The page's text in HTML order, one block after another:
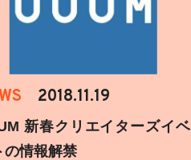
2018.11.19
新春クリエイターズイベ
の情報解禁